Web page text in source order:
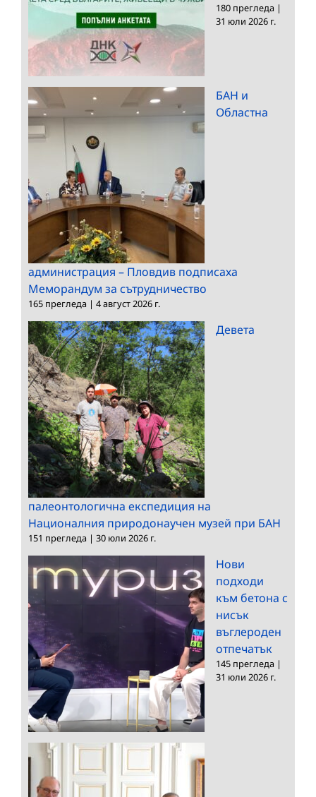
180 прегледа |
31 юли 2026 г.
БАН и
Областна
администрация – Пловдив подписаха
Меморандум за сътрудничество
165 прегледа | 4 август 2026 г.
Девета
палеонтологична експедиция на
Националния природонаучен музей при БАН
151 прегледа | 30 юли 2026 г.
Нови
подходи
към бетона с
нисък
въглероден
отпечатък
145 прегледа |
31 юли 2026 г.